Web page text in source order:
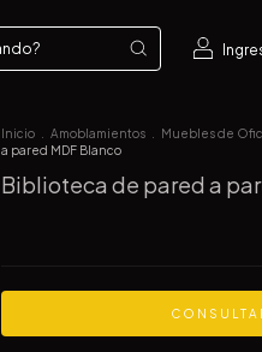
Inicio Amoblamientos Muebles de
a pared MDF Blanco
Biblioteca de pared a